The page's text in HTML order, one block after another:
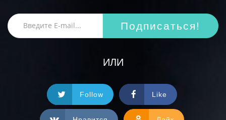
Подписаться!
ИЛИ
Follow Like